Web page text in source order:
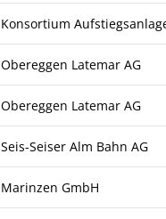
Konsortium
Obereggen Latemar AG
Obereggen Latemar AG
Seis-Seiser Alm Bahn AG
Marinzen GmbH